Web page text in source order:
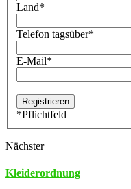
Land*
Telefon tagsüber*
E-Mail*
*Pflichtfeld
Nächster
Kleiderordnung